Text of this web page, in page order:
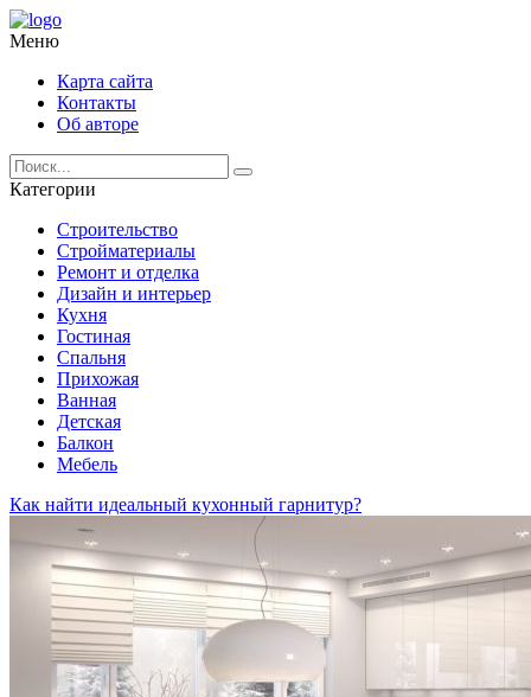
Меню
Карта сайта
Контакты
Об авторе
Категории
Строительство
Стройматериалы
Ремонт и отделка
Дизайн и интерьер
Кухня
Гостиная
Спальня
Прихожая
Ванная
Детская
Балкон
Мебель
Как найти идеальный кухонный гарнитур?